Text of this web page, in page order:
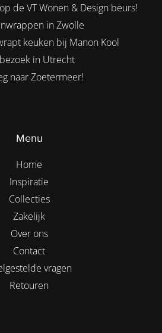
de VT Wonen & Design beurs!
in Zwolle
keuken bij Manon Kool
in Utrecht
naar Zoetermeer!
Menu
Home
Inspiratie
Collecties
Zakelijk
Over ons
Contact
vragen
Retouren